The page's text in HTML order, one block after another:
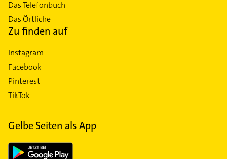
Das Telefonbuch
Das Örtliche
Zu finden auf
Instagram
Facebook
Pinterest
TikTok
Gelbe Seiten als App